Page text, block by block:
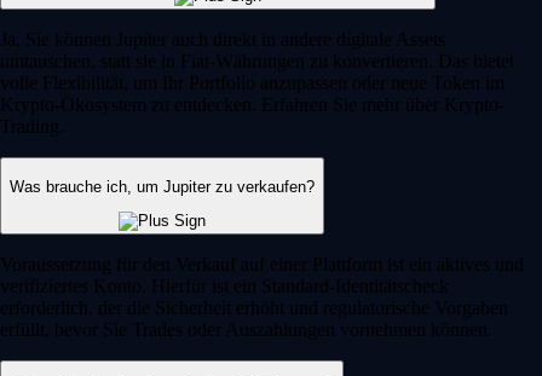
Ja, Sie können Jupiter auch direkt in andere digitale Assets
umtauschen, statt sie in Fiat-Währungen zu konvertieren. Das bietet
volle Flexibilität, um Ihr Portfolio anzupassen oder neue Token im
Krypto-Ökosystem zu entdecken. Erfahren Sie mehr über Krypto-
Trading.
Was brauche ich, um Jupiter zu verkaufen?
Voraussetzung für den Verkauf auf einer Plattform ist ein aktives und
verifiziertes Konto. Hierfür ist ein Standard-Identitätscheck
erforderlich, der die Sicherheit erhöht und regulatorische Vorgaben
erfüllt, bevor Sie Trades oder Auszahlungen vornehmen können.